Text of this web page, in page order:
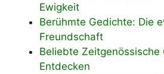
Ewigkeit
Berühmte Gedichte: Die
Freundschaft
Beliebte Zeitgenössische
Entdecken